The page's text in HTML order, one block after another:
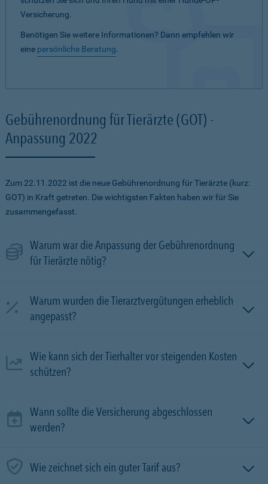
Versicherung.
Benötigen Sie weitere Informationen? Dann empfehlen wir
eine persönliche Beratung.
Gebührenordnung für Tierärzte (GOT) -
Anpassung 2022
Zum 22.11.2022 ist die neue Gebührenordnung für Tierärzte (kurz:
GOT) in Kraft getreten. Die wichtigsten Fakten haben wir für Sie
zusammengefasst.
Warum war die Anpassung der Gebührenordnung
für Tierärzte nötig?
Warum wurden die Tierarztvergütungen erheblich
angepasst?
Wie kann sich der Tierhalter vor steigenden Kosten
schützen?
Wann sollte die Versicherung abgeschlossen
werden?
Wie zeichnet sich ein guter Tarif aus?